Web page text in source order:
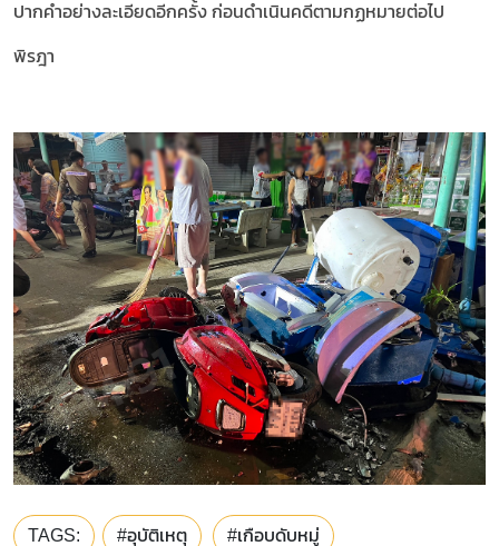
ปากคำอย่างละเอียดอีกครั้ง ก่อนดำเนินคดีตามกฏหมายต่อไป
พิรฎา
TAGS: #อุบัติเหตุ #เกือบดับหมู่